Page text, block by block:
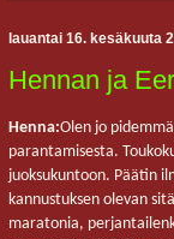
lauantai 16. kesäkuuta
Hennan ja
Henna:Olen jo
parantamisesta.
juoksukuntoon. Päätin
kannustuksen olevan
maratonia,